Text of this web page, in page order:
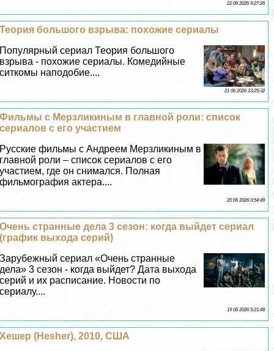
22 06 2026 9:27:26
Теория большого взрыва: похожие сериалы
Популярный сериал Теория большого
взрыва - похожие сериалы. Комедийные
ситкомы наподобие....
21 06 2026 23:25:32
Фильмы с Мерзликиным в главной роли: список
сериалов с его участием
Русские фильмы с Андреем Мерзликиным в
главной роли – список сериалов с его
участием, где он снимался. Полная
фильмография актера....
20 06 2026 0:54:49
Очень странные дела 3 сезон: когда выйдет сериал
(график выхода серий)
Зарубежный сериал «Очень странные
дела» 3 сезон - когда выйдет? Дата выхода
серий и их расписание. Новости по
сериалу....
19 06 2026 5:21:48
Хешер (Hesher), 2010, США